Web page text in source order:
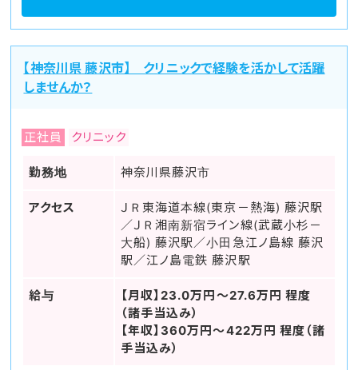
【神奈川県 藤沢市】 クリニックで経験を活かして活躍
しませんか？
正社員 クリニック
勤務地 神奈川県藤沢市
アクセス
ＪＲ東海道本線(東京－熱海) 藤沢駅
／ＪＲ湘南新宿ライン線(武蔵小杉－
大船) 藤沢駅／小田急江ノ島線 藤沢
駅／江ノ島電鉄 藤沢駅
給与
【月収】23.0万円～27.6万円 程度
（諸手当込み）
【年収】360万円～422万円 程度（諸
手当込み）